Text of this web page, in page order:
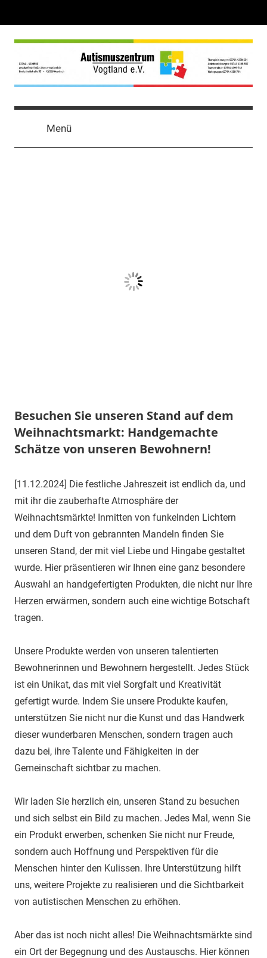
springen
autismus
Vogtland
FörderungMenü
Besuchen Sie unseren Stand auf dem
Weihnachtsmarkt: Handgemachte
Schätze von unseren Bewohnern!
11.
Dezember
2024
Aut-
Vogt-
18
Uncategorized
[11.12.2024] Die festliche Jahreszeit ist endlich da, und
mit ihr die zauberhafte Atmosphäre der
Weihnachtsmärkte! Inmitten von funkelnden Lichtern
und dem Duft von gebrannten Mandeln finden Sie
unseren Stand, der mit viel Liebe und Hingabe gestaltet
wurde. Hier präsentieren wir Ihnen eine ganz besondere
Auswahl an handgefertigten Produkten, die nicht nur Ihre
Herzen erwärmen, sondern auch eine wichtige Botschaft
tragen.
Unsere Produkte werden von unseren talentierten
Bewohnerinnen und Bewohnern hergestellt. Jedes Stück
ist ein Unikat, das mit viel Sorgfalt und Kreativität
gefertigt wurde. Indem Sie unsere Produkte kaufen,
unterstützen Sie nicht nur die Kunst und das Handwerk
dieser wunderbaren Menschen, sondern tragen auch
dazu bei, ihre Talente und Fähigkeiten in der
Gemeinschaft sichtbar zu machen.
Wir laden Sie herzlich ein, unseren Stand zu besuchen
und sich selbst ein Bild zu machen. Jedes Mal, wenn Sie
ein Produkt erwerben, schenken Sie nicht nur Freude,
sondern auch Hoffnung und Perspektiven für die
Menschen hinter den Kulissen. Ihre Unterstützung hilft
uns, weitere Projekte zu realisieren und die Sichtbarkeit
von autistischen Menschen zu erhöhen.
Aber das ist noch nicht alles! Die Weihnachtsmärkte sind
ein Ort der Begegnung und des Austauschs. Hier können